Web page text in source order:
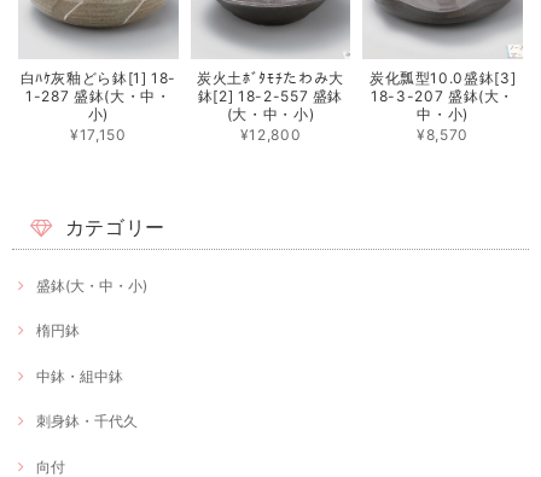
白ﾊｹ灰釉どら鉢[1] 18-
1-287 盛鉢(大・中・
小)
¥17,150
炭火土ﾎﾞﾀﾓﾁたわみ大
鉢[2] 18-2-557 盛鉢
(大・中・小)
¥12,800
炭化瓢型10.0盛鉢[3]
18-3-207 盛鉢(大・
中・小)
¥8,570
カテゴリー
盛鉢(大・中・小)
楕円鉢
中鉢・組中鉢
刺身鉢・千代久
向付